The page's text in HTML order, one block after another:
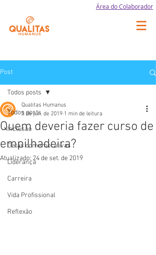
Área do Colaborador
Post
Todos posts
Inclusão
Datas comemorativas
Liderança
Carreira
Vida Profissional
Reflexão
Todos posts
Quem deveria fazer curso de
empilhadeira?
Qualitas Humanus
3 de jun. de 2019 1 min de leitura
Atualizado: 24 de set. de 2019